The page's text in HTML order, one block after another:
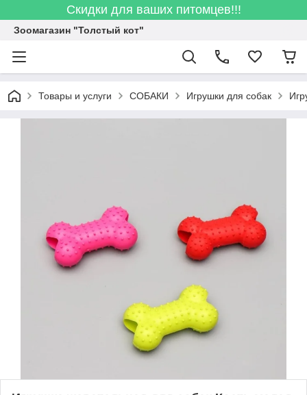
Скидки для ваших питомцев!!!
Зоомагазин "Толстый кот"
Товары и услуги СОБАКИ Игрушки для собак